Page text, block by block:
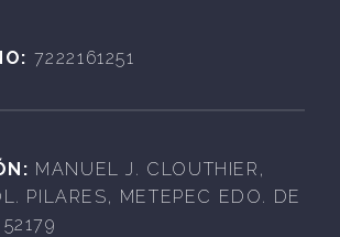
7222161251
MANUEL J. CLOUTHIER,
PILARES, METEPEC EDO. DE